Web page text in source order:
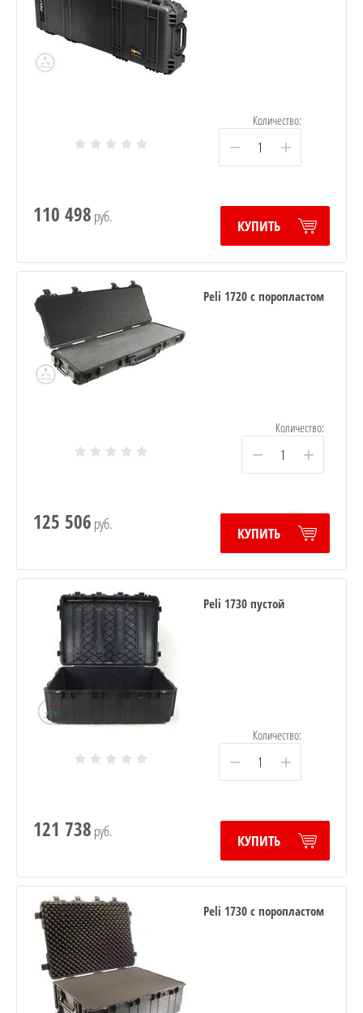
Количество:
− +
110 498 руб.
КУПИТЬ
Peli 1720 с поропластом
Количество:
− +
125 506 руб.
КУПИТЬ
Peli 1730 пустой
Количество:
− +
121 738 руб.
КУПИТЬ
Peli 1730 с поропластом